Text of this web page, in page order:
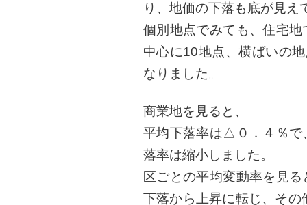
り、地価の下落も底が見え
個別地点でみても、住宅
中心に10地点、横ばいの
なりました。
商業地を見ると、
平均下落率は△０．４％で
落率は縮小しました。
区ごとの平均変動率を見
下落から上昇に転じ、そ